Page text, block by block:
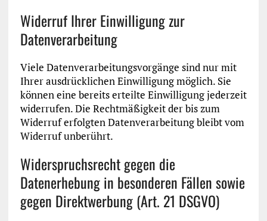
Widerruf Ihrer Einwilligung zur
Datenverarbeitung
Viele Datenverarbeitungsvorgänge sind nur mit
Ihrer ausdrücklichen Einwilligung möglich. Sie
können eine bereits erteilte Einwilligung jederzeit
widerrufen. Die Rechtmäßigkeit der bis zum
Widerruf erfolgten Datenverarbeitung bleibt vom
Widerruf unberührt.
Widerspruchsrecht gegen die
Datenerhebung in besonderen Fällen sowie
gegen Direktwerbung (Art. 21 DSGVO)